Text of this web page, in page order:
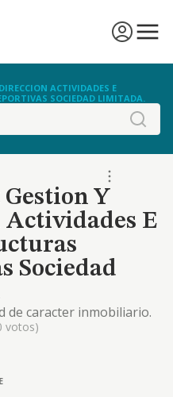
ACTIVIDADES E
SOCIEDAD LIMITADA.
Y
E
Sociedad
de caracter inmobiliario.
y estudios de mercado.
colaboracion y
social
asi como en el
de sus directivos y
votos)